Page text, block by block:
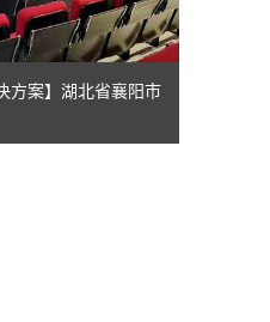
方案】湖北省襄阳市